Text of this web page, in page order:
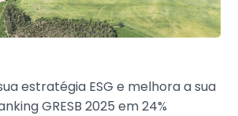
estratégia ESG e melhora a sua
GRESB 2025 em 24%